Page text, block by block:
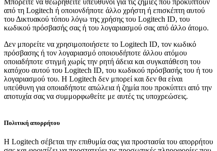
Μπορείτε να θεωρηθείτε υπεύθυνοι για τις ζημίες που προκύπτουν
από τη Logitech ή οποιονδήποτε άλλο χρήστη ή επισκέπτη αυτού
του Δικτυακού τόπου λόγω της χρήσης του Logitech ID, του
κωδικού πρόσβασής σας ή του λογαριασμού σας από άλλο άτομο.
Δεν μπορείτε να χρησιμοποιήσετε το Logitech ID, τον κωδικό
πρόσβασης ή τον λογαριασμό οποιουδήποτε άλλου ατόμου
οποιαδήποτε στιγμή χωρίς την ρητή άδεια και συγκατάθεση του
κατόχου αυτού του Logitech ID, του κωδικού πρόσβασής του ή του
λογαριασμού του. Η Logitech δεν μπορεί και δεν θα είναι
υπεύθυνη για οποιαδήποτε απώλεια ή ζημία που προκύπτει από την
αποτυχία σας να συμμορφωθείτε με αυτές τις υποχρεώσεις.
Πολιτική απορρήτου
Η Logitech σέβεται την επιθυμία σας για προστασία του απορρήτου